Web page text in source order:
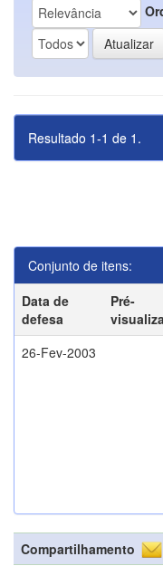
Resultado 1-1 de 1.
Conjunto de itens:
Data de
defesa
Pré-
26-Fev-2003
Compartilhamento